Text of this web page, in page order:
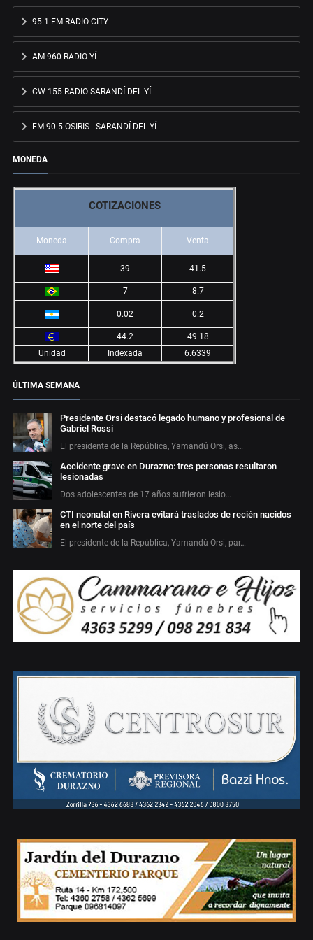
95.1 FM RADIO CITY
AM 960 RADIO YÍ
CW 155 RADIO SARANDÍ DEL YÍ
FM 90.5 OSIRIS - SARANDÍ DEL YÍ
MONEDA
COTIZACIONES
Moneda Compra Venta
39 41.5
7 8.7
0.02 0.2
44.2
49.18
Unidad
Indexada 6.6339
ÚLTIMA SEMANA
Presidente Orsi destacó legado humano y profesional de
Gabriel Rossi
El presidente de la República, Yamandú Orsi, as…
Accidente grave en Durazno: tres personas resultaron
lesionadas
Dos adolescentes de 17 años sufrieron lesio…
CTI neonatal en Rivera evitará traslados de recién nacidos
en el norte del país
El presidente de la República, Yamandú Orsi, par…